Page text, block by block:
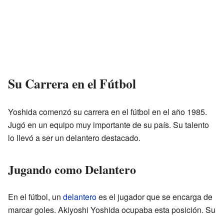
Su Carrera en el Fútbol
Yoshida comenzó su carrera en el fútbol en el año 1985.
Jugó en un equipo muy importante de su país. Su talento
lo llevó a ser un delantero destacado.
Jugando como Delantero
En el fútbol, un delanteroes el jugador que se encarga de
marcar goles. Akiyoshi Yoshida ocupaba esta posición. Su